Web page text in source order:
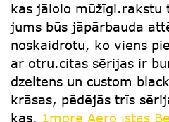
kas jālolo
jums būs jāpārbauda
noskaidrotu, ko viens
ar otru.citas sērijas ir
dzeltens un custom
krāsas, pēdējās trīs
kas, 1more Aero īstās